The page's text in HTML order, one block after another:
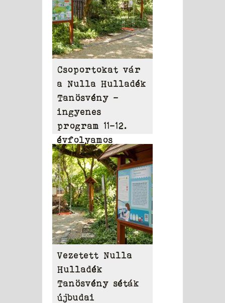
Csoportokat vár
a Nulla Hulladék
Tanösvény –
ingyenes
program 11-12.
évfolyamos
diákoknak
Vezetett Nulla
Hulladék
Tanösvény séták
újbudai